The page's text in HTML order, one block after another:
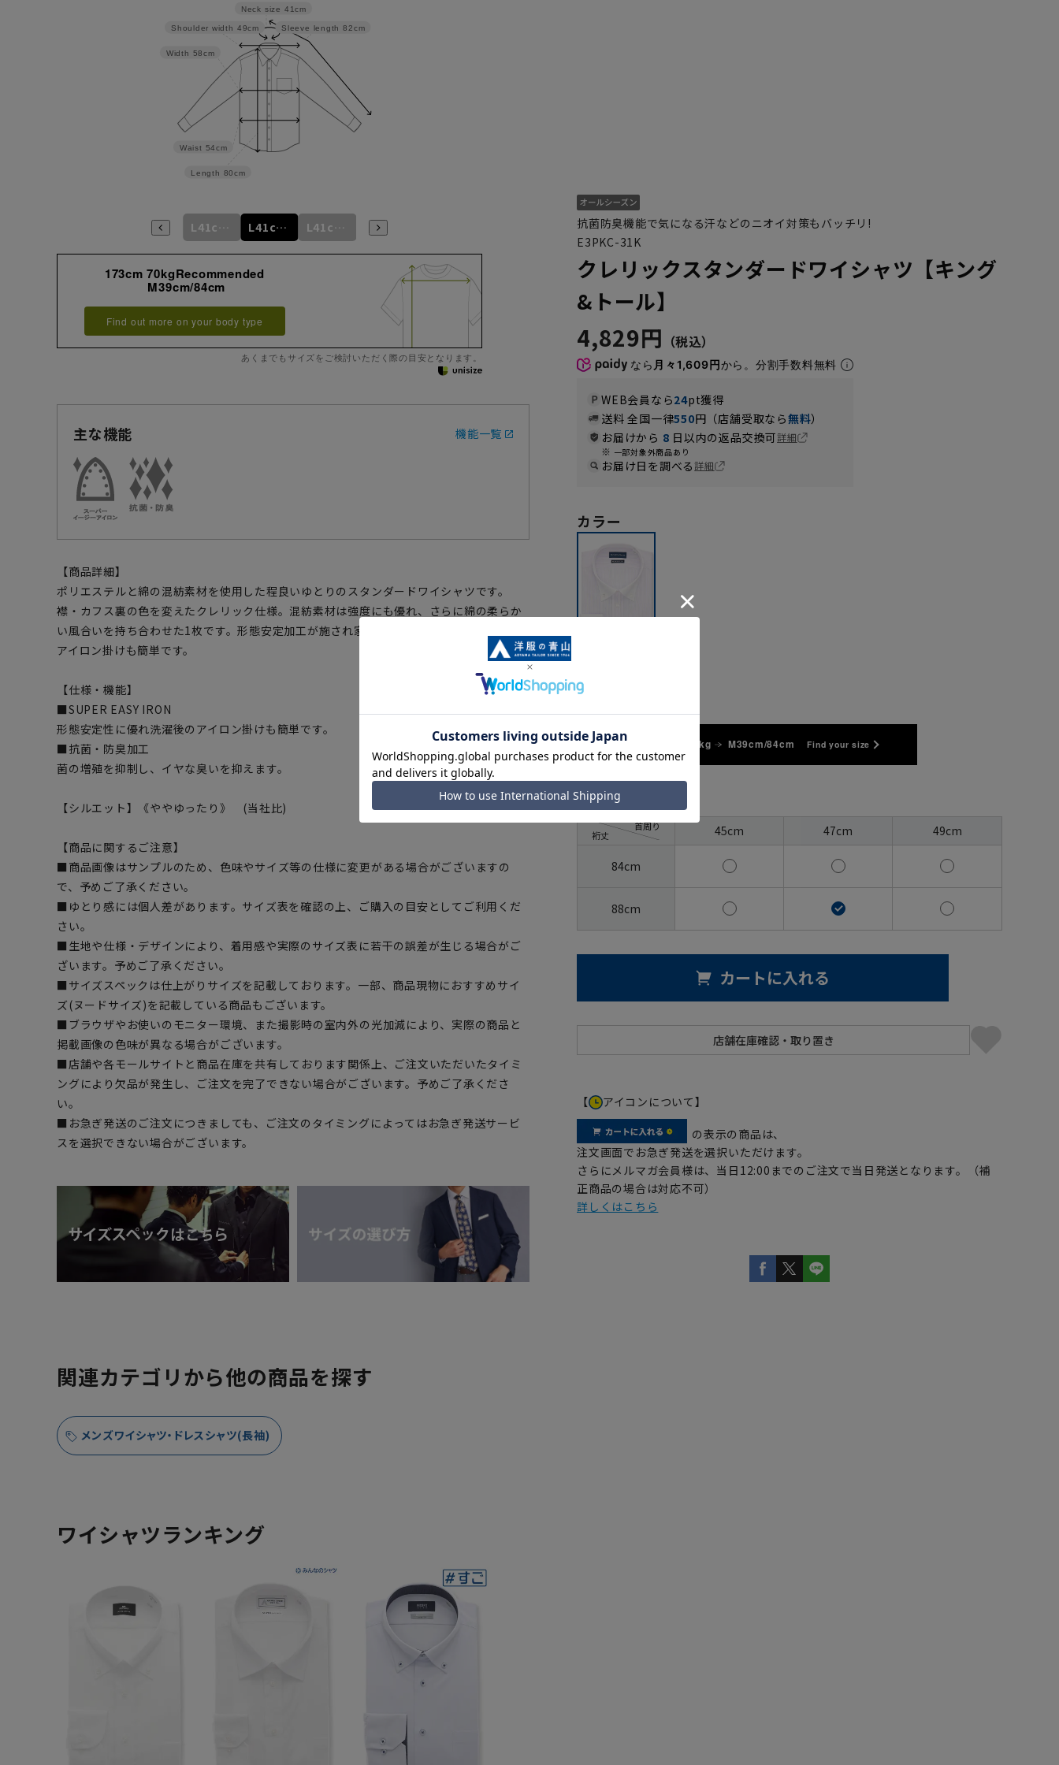
Sleeve length 82cm
Neck size 41cm
Length 80cm
Waist 54cm
Width 58cm
Shoulder width 49cm
L41cm/78cm L41cm/80cm L41cm/82cm L41cm/84cm LL43cm/88cm 3L45cm/84cm 3L45cm/88cm 4L47cm/84cm 4L47cm/88cm
173cm 70kgRecommended
M39cm/84cm
Find out more on your body type
あくまでもサイズをご検討いただく際の目安となります。
主な機能 機能一覧
【商品詳細】
ポリエステルと綿の混紡素材を使用した程良いゆとりのスタンダードワイシャツです。
襟・カフス裏の色を変えたクレリック仕様。混紡素材は強度にも優れ、さらに綿の柔らか
い風合いを持ち合わせた1枚です。形態安定加工が施され家庭洗濯可能、シワになりにくく
アイロン掛けも簡単です。
【仕様・機能】
■SUPER EASY IRON
形態安定性に優れ洗濯後のアイロン掛けも簡単です。
■抗菌・防臭加工
菌の増殖を抑制し、イヤな臭いを抑えます。
【シルエット】《ややゆったり》 (当社比)
【商品に関するご注意】
■商品画像はサンプルのため、色味やサイズ等の仕様に変更がある場合がございますの
で、予めご了承ください。
■ゆとり感には個人差があります。サイズ表を確認の上、ご購入の目安としてご利用くだ
さい。
■生地や仕様・デザインにより、着用感や実際のサイズ表に若干の誤差が生じる場合がご
ざいます。予めご了承ください。
■サイズスペックは仕上がりサイズを記載しております。一部、商品現物におすすめサイ
ズ(ヌードサイズ)を記載している商品もございます。
■ブラウザやお使いのモニター環境、また撮影時の室内外の光加減により、実際の商品と
掲載画像の色味が異なる場合がございます。
■店舗や各モールサイトと商品在庫を共有しております関係上、ご注文いただいたタイミ
ングにより欠品が発生し、ご注文を完了できない場合がございます。予めご了承くださ
い。
■お急ぎ発送のご注文につきましても、ご注文のタイミングによってはお急ぎ発送サービ
スを選択できない場合がございます。
抗菌防臭機能で気になる汗などのニオイ対策もバッチリ!
E3PKC-31K
クレリックスタンダードワイシャツ【キング
&トール】
4,829円
なら 月々1,609円から。分割手数料無料
WEB会員なら24pt獲得
送料 全国一律550円（店舗受取なら無料）
お届けから 8 日以内の返品交換可詳細
一部対象外商品あり
お届け日を調べる詳細
カラー
173cm / 70kg M39cm/84cm Find your size
サイズ
裄丈
首周り 45cm 47cm 49cm
84cm
88cm
カートに入れる
【 アイコンについて】
の表示の商品は、
注文画面でお急ぎ発送を選択いただけます。
さらにメルマガ会員様は、当日12:00までのご注文で当日発送となります。（補
正商品の場合は対応不可）
詳しくはこちら
関連カテゴリから他の商品を探す
メンズワイシャツ・ドレスシャツ(長袖)
ワイシャツランキング